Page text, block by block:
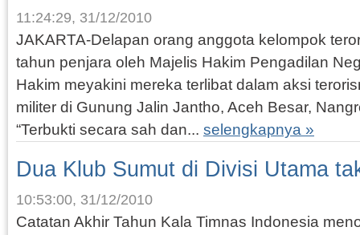
11:24:29, 31/12/2010
JAKARTA-Delapan orang anggota kelompok
tahun penjara oleh Majelis Hakim Pengadilan
Hakim meyakini mereka terlibat dalam aksi
militer di Gunung Jalin Jantho, Aceh Besar,
“Terbukti secara sah dan... selengkapnya »
Dua Klub Sumut di Divisi Utama
10:53:00, 31/12/2010
Catatan Akhir Tahun Kala Timnas Indonesia